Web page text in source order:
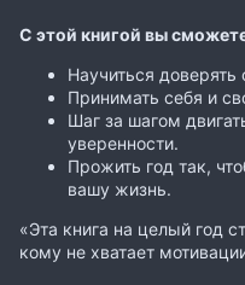
С этой книгой вы
Научиться доверять
Принимать себя и
Шаг за шагом
уверенности.
Прожить год так,
вашу жизнь.
«Эта книга на целый год
кому не хватает